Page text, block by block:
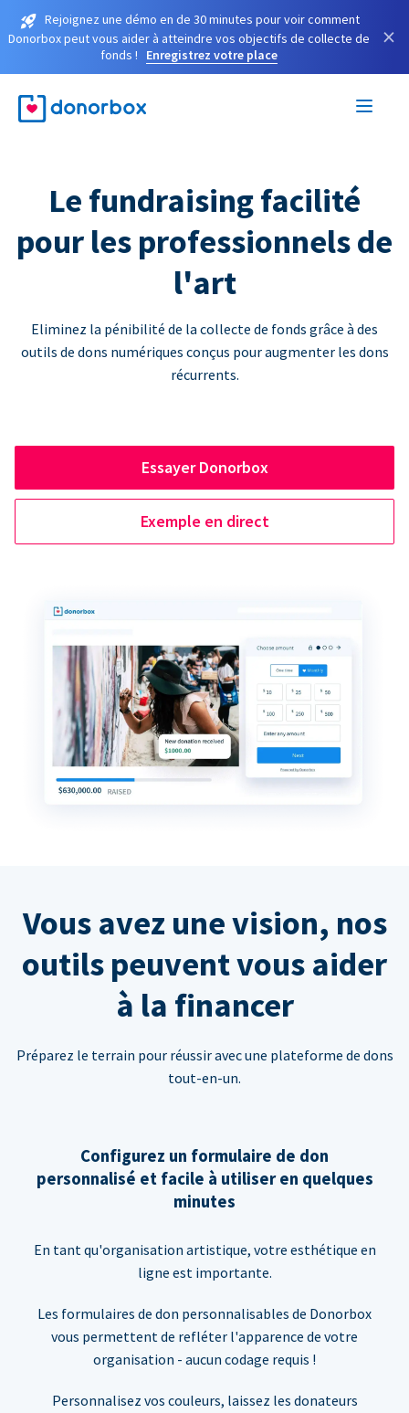
Rejoignez une démo en de 30 minutes pour voir comment
Donorbox peut vous aider à atteindre vos objectifs de collecte de
fonds !
Enregistrez votre place
×
Le fundraising facilité
pour les professionnels de
l'art
Eliminez la pénibilité de la collecte de fonds grâce à des
outils de dons numériques conçus pour augmenter les dons
récurrents.
Essayer Donorbox
Exemple en direct
Vous avez une vision, nos
outils peuvent vous aider
à la financer
Préparez le terrain pour réussir avec une plateforme de dons
tout-en-un.
Configurez un formulaire de don
personnalisé et facile à utiliser en quelques
minutes
En tant qu'organisation artistique, votre esthétique en
ligne est importante.
Les formulaires de don personnalisables de Donorbox
vous permettent de refléter l'apparence de votre
organisation - aucun codage requis !
Personnalisez vos couleurs, laissez les donateurs